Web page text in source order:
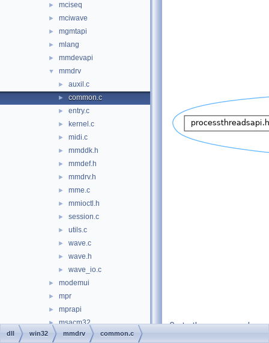
► mciseq
► mciwave
► mgmtapi
► mlang
► mmdevapi
▼ mmdrv
► auxil.c
► common.c
► entry.c
► kernel.c
► midi.c
► mmddk.h
► mmdef.h
► mmdrv.h
► mme.c
► mmioctl.h
► session.c
► utils.c
► wave.c
► wave.h
► wave_io.c
► modemui
► mpr
► mprapi
► msacm32
► msacm32.drv
Go to the source code
dll win32 mmdrv common.c